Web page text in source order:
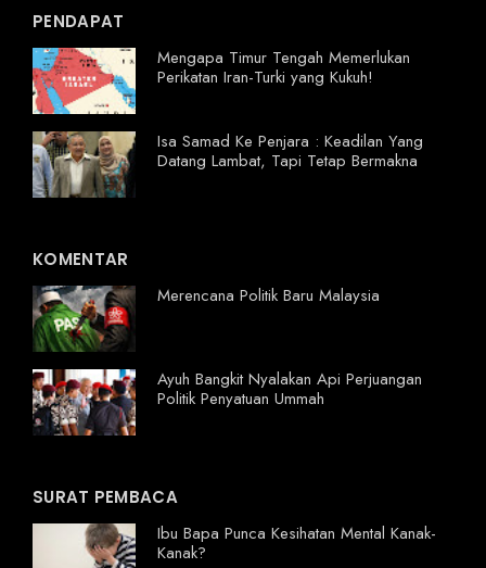
PENDAPAT
Mengapa Timur Tengah Memerlukan
Perikatan Iran-Turki yang Kukuh!
Isa Samad Ke Penjara : Keadilan Yang
Datang Lambat, Tapi Tetap Bermakna
KOMENTAR
Merencana Politik Baru Malaysia
Ayuh Bangkit Nyalakan Api Perjuangan
Politik Penyatuan Ummah
SURAT PEMBACA
Ibu Bapa Punca Kesihatan Mental Kanak-
Kanak?